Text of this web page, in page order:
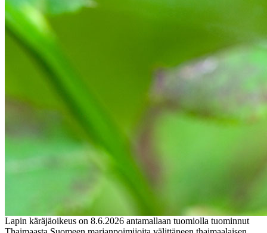
Lapin käräjäoikeus on 8.6.2026 antamallaan tuomiolla tuominnut